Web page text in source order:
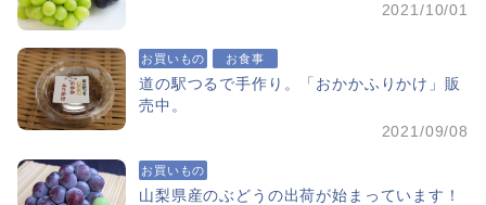
2021/10/01
お買いもの お食事
道の駅つるで手作り。「おかかふりかけ」販
売中。
2021/09/08
お買いもの
山梨県産のぶどうの出荷が始まっています！